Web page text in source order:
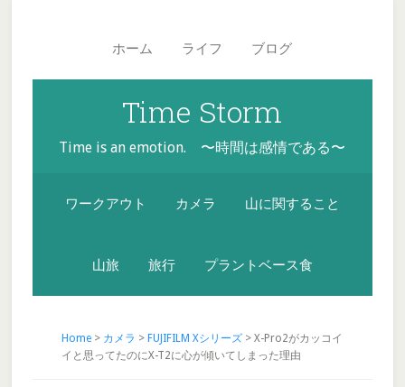
navigation
ホーム ライフ ブログ
Time Storm
Time is an emotion. 〜時間は感情である〜
ワークアウト カメラ 山に関すること
山旅 旅行 プラントベース食
Home> カメラ > FUJIFILM Xシリーズ> X-Pro2がカッコイ
イと思ってたのにX-T2に心が傾いてしまった理由